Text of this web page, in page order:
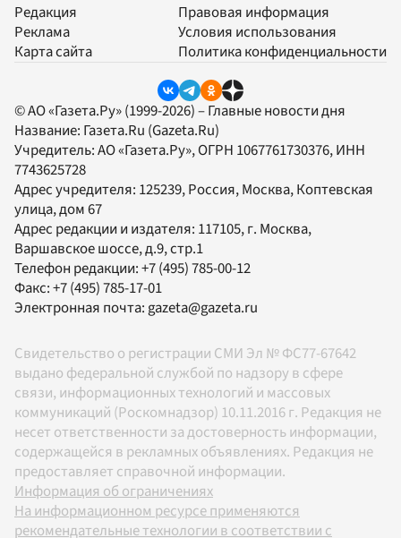
Редакция
Реклама
Карта сайта
Правовая информация
Условия использования
Политика конфиденциальности
© АО «Газета.Ру» (1999-2026) – Главные новости дня
Название: Газета.Ru (Gazeta.Ru)
Учредитель:АО «Газета.Ру», ОГРН 1067761730376, ИНН
7743625728
Адрес учредителя: 125239, Россия, Москва, Коптевская
улица, дом 67
Адрес редакции и издателя: 117105, г. Москва,
Варшавское шоссе, д.9, стр.1
Телефон редакции:+7 (495) 785-00-12
Факс:+7 (495) 785-17-01
Электронная почта: gazeta@gazeta.ru
Свидетельство о регистрации СМИ Эл № ФС77-67642
выдано федеральной службой по надзору в сфере
связи, информационных технологий и массовых
коммуникаций (Роскомнадзор) 10.11.2016 г. Редакция не
несет ответственности за достоверность информации,
содержащейся в рекламных объявлениях. Редакция не
предоставляет справочной информации.
Информация об ограничениях
На информационном ресурсе применяются
рекомендательные технологии в соответствии с